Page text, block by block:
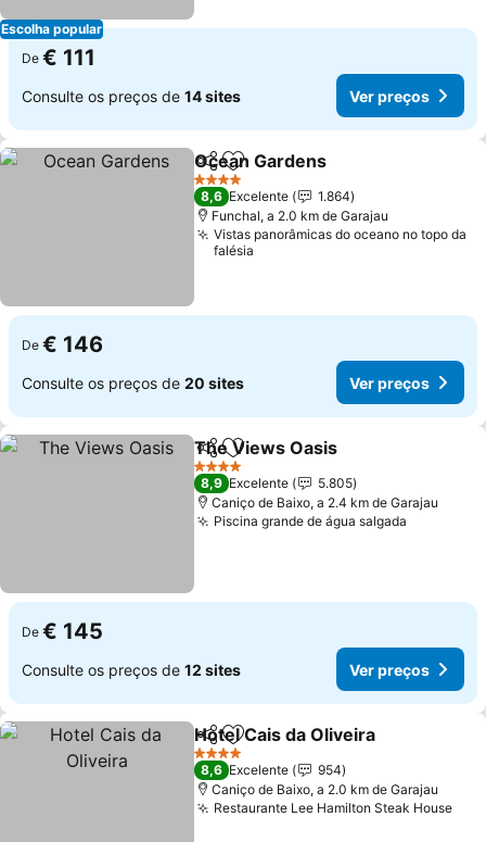
Escolha popular
De € 111
Consulte os preços de 14 sites Ver preços
PartilharAdicionar aos favoritos
Ocean Gardens
4 Estrelas
8,6 Excelente
1.864
Funchal, a 2.0 km de Garajau
Vistas panorâmicas do oceano no topo da
falésia
De € 146
Consulte os preços de 20 sites Ver preços
PartilharAdicionar aos favoritos
The Views Oasis
4 Estrelas
8,9 Excelente
5.805
Caniço de Baixo, a 2.4 km de Garajau
Piscina grande de água salgada
De € 145
Consulte os preços de 12 sites Ver preços
PartilharAdicionar aos favoritos
Hotel Cais da Oliveira
4 Estrelas
8,6 Excelente
954
Caniço de Baixo, a 2.0 km de Garajau
Restaurante Lee Hamilton Steak HouseVer